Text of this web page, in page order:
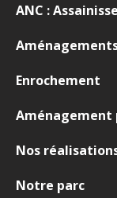
ANC :
Enrochement
Aménagement
Nos
Notre parc